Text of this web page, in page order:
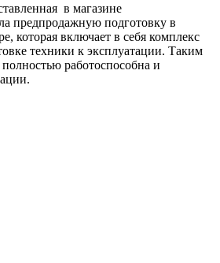
в магазине
подготовку в
которая включает в себя комплекс
техники к эксплуатации. Таким
работоспособна и